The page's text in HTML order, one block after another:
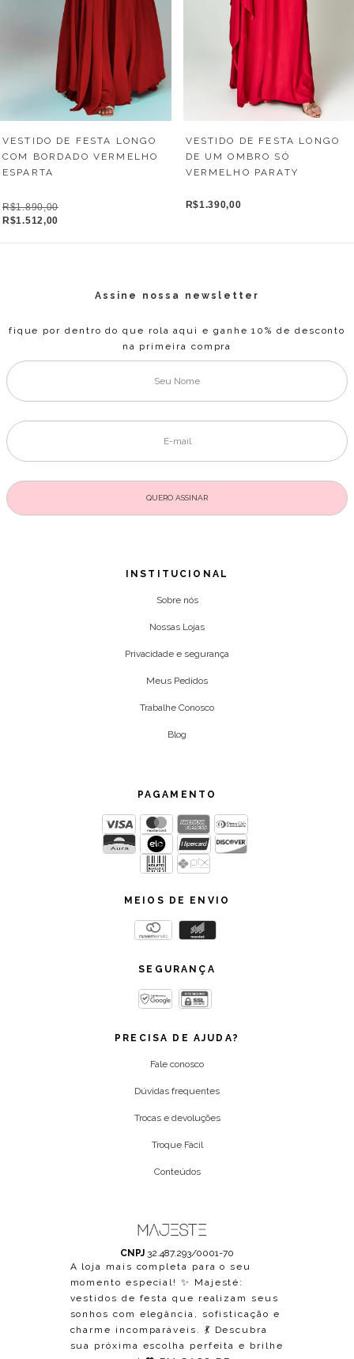
VESTIDO DE FESTA LONGO
COM BORDADO VERMELHO
ESPARTA
R$1.890,00
R$1.512,00
VESTIDO DE FESTA LONGO
DE UM OMBRO SÓ
VERMELHO PARATY
R$1.390,00
Assine nossa newsletter
fique por dentro do que rola aqui e ganhe 10% de desconto
na primeira compra
INSTITUCIONAL
Sobre nós
Nossas Lojas
Privacidade e segurança
Meus Pedidos
Trabalhe Conosco
Blog
PAGAMENTO
MEIOS DE ENVIO
SEGURANÇA
PRECISA DE AJUDA?
Fale conosco
Dúvidas frequentes
Trocas e devoluções
Troque Fácil
Conteúdos
CNPJ 32.487.293/0001-70
A loja mais completa para o seu
momento especial! ✨ Majesté:
vestidos de festa que realizam seus
sonhos com elegância, sofisticação e
charme incomparáveis. 💃 Descubra
sua próxima escolha perfeita e brilhe